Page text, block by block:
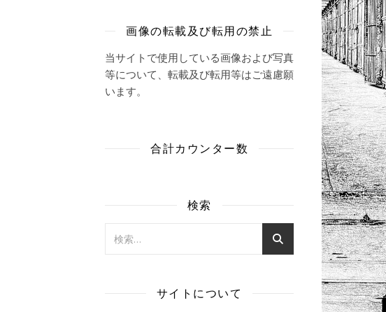
画像の転載及び転用の禁止
当サイトで使用している画像および写真
等について、転載及び転用等はご遠慮願
います。
合計カウンター数
検索
サイトについて